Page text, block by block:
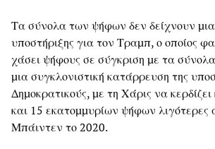
Τα σύνολα των ψήφων δεν δείχνουν
υποστήριξης για τον Τραμπ, ο οποίος
χάσει ψήφους σε σύγκριση με τα
μια συγκλονιστική κατάρρευση της
Δημοκρατικούς, με τη Χάρις να
και 15 εκατομμυρίων ψήφων λιγότερες
Μπάιντεν το 2020.